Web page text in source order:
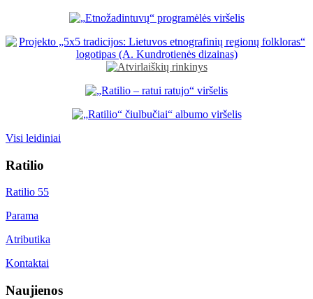
Visi leidiniai
Ratilio
Ratilio 55
Parama
Atributika
Kontaktai
Naujienos